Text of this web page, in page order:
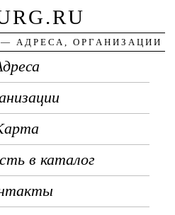
АДРЕСА, ОРГАНИЗАЦИИ
в каталог